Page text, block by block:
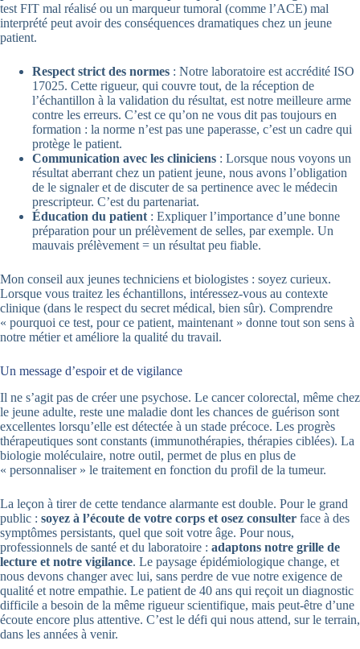
test FIT mal réalisé ou un marqueur tumoral (comme l’ACE) mal
interprété peut avoir des conséquences dramatiques chez un jeune
patient.
Respect strict des normes : Notre laboratoire est accrédité ISO
17025. Cette rigueur, qui couvre tout, de la réception de
l’échantillon à la validation du résultat, est notre meilleure arme
contre les erreurs. C’est ce qu’on ne vous dit pas toujours en
formation : la norme n’est pas une paperasse, c’est un cadre qui
protège le patient.
Communication avec les cliniciens : Lorsque nous voyons un
résultat aberrant chez un patient jeune, nous avons l’obligation
de le signaler et de discuter de sa pertinence avec le médecin
prescripteur. C’est du partenariat.
Éducation du patient : Expliquer l’importance d’une bonne
préparation pour un prélèvement de selles, par exemple. Un
mauvais prélèvement = un résultat peu fiable.
Mon conseil aux jeunes techniciens et biologistes : soyez curieux.
Lorsque vous traitez les échantillons, intéressez-vous au contexte
clinique (dans le respect du secret médical, bien sûr). Comprendre
« pourquoi ce test, pour ce patient, maintenant » donne tout son sens à
notre métier et améliore la qualité du travail.
Un message d’espoir et de vigilance
Il ne s’agit pas de créer une psychose. Le cancer colorectal, même chez
le jeune adulte, reste une maladie dont les chances de guérison sont
excellentes lorsqu’elle est détectée à un stade précoce. Les progrès
thérapeutiques sont constants (immunothérapies, thérapies ciblées). La
biologie moléculaire, notre outil, permet de plus en plus de
« personnaliser » le traitement en fonction du profil de la tumeur.
La leçon à tirer de cette tendance alarmante est double. Pour le grand
public : soyez à l’écoute de votre corps et osez consulter face à des
symptômes persistants, quel que soit votre âge. Pour nous,
professionnels de santé et du laboratoire : adaptons notre grille de
lecture et notre vigilance. Le paysage épidémiologique change, et
nous devons changer avec lui, sans perdre de vue notre exigence de
qualité et notre empathie. Le patient de 40 ans qui reçoit un diagnostic
difficile a besoin de la même rigueur scientifique, mais peut-être d’une
écoute encore plus attentive. C’est le défi qui nous attend, sur le terrain,
dans les années à venir.